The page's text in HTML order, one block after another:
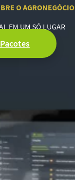
O AGRONEGÓCIO
EM UM SÓ LUGAR